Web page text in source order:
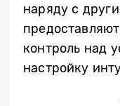
наряду с
контроль над
настройку